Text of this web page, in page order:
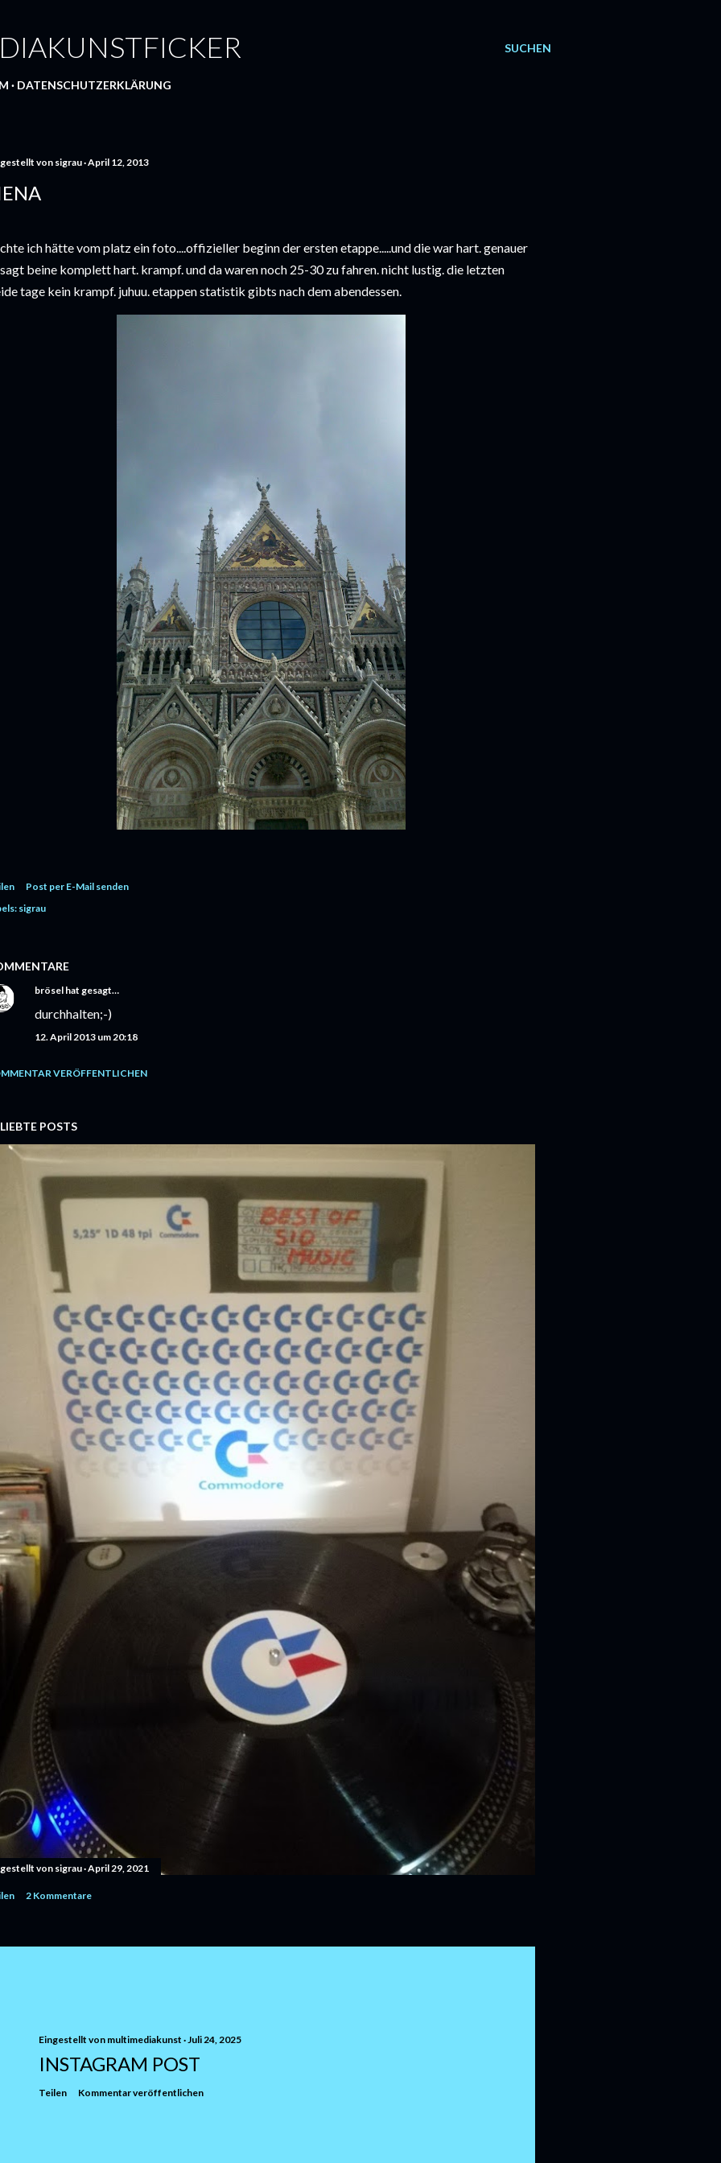
SUCHEN
DATENSCHUTZERKLÄRUNG
von sigrau April 12, 2013
ich hätte vom platz ein foto....offizieller beginn der ersten etappe.....und die war hart. genauer
beine komplett hart. krampf. und da waren noch 25-30 zu fahren. nicht lustig. die letzten
tage kein krampf. juhuu. etappen statistik gibts nach dem abendessen.
Post per E-Mail senden
sigrau
brösel hat gesagt…
durchhalten;-)
12. April 2013 um 20:18
VERÖFFENTLICHEN
POSTS
von sigrau April 29, 2021
2 Kommentare
Eingestellt von multimediakunst Juli 24, 2025
INSTAGRAM POST
Teilen Kommentar veröffentlichen